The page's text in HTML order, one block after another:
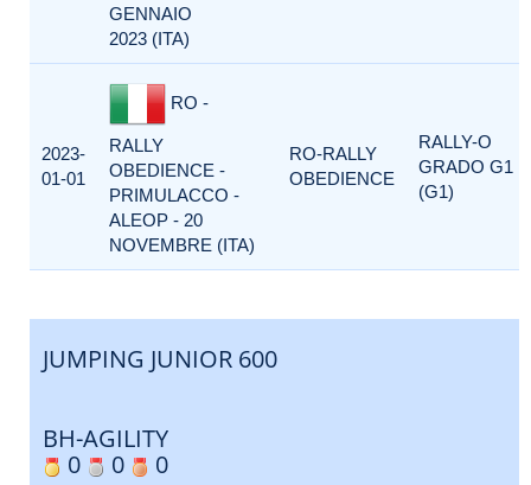
GENNAIO
2023 (ITA)
2023-
01-01
RO -
RALLY
OBEDIENCE -
PRIMULACCO -
ALEOP - 20
NOVEMBRE (ITA)
RO-RALLY
OBEDIENCE
RALLY-O
GRADO G1
(G1)
JUMPING JUNIOR 600
BH-AGILITY
0
0 0